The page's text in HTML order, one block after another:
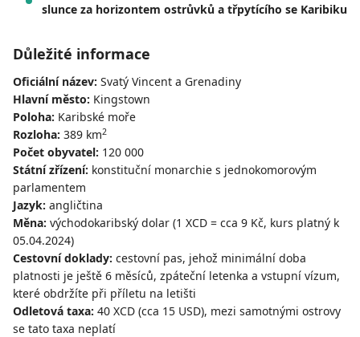
slunce za horizontem ostrůvků a třpytícího se Karibiku
Důležité informace
Oficiální název: Svatý Vincent a Grenadiny
Hlavní město: Kingstown
Poloha: Karibské moře
Rozloha: 389 km2
Počet obyvatel: 120 000
Státní zřízení: konstituční monarchie s jednokomorovým
parlamentem
Jazyk: angličtina
Měna: východokaribský dolar (1 XCD = cca 9 Kč, kurs platný k
05.04.2024)
Cestovní doklady: cestovní pas, jehož minimální doba
platnosti je ještě 6 měsíců, zpáteční letenka a vstupní vízum,
které obdržíte při příletu na letišti
Odletová taxa: 40 XCD (cca 15 USD), mezi samotnými ostrovy
se tato taxa neplatí